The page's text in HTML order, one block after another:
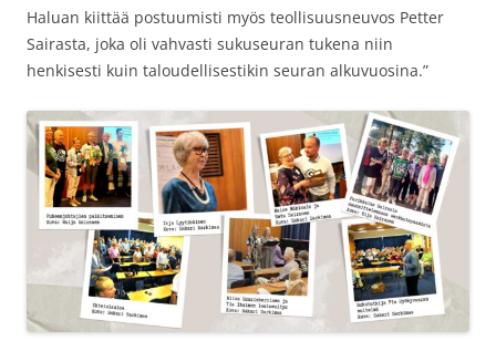
Haluan kiittää postuumisti myös teollisuusneuvos Petter
Sairasta, joka oli vahvasti sukuseuran tukena niin
henkisesti kuin taloudellisestikin seuran alkuvuosina.”